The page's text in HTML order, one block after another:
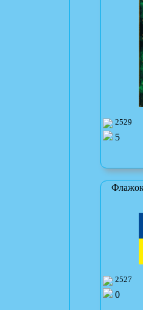
2529
5
2527
0